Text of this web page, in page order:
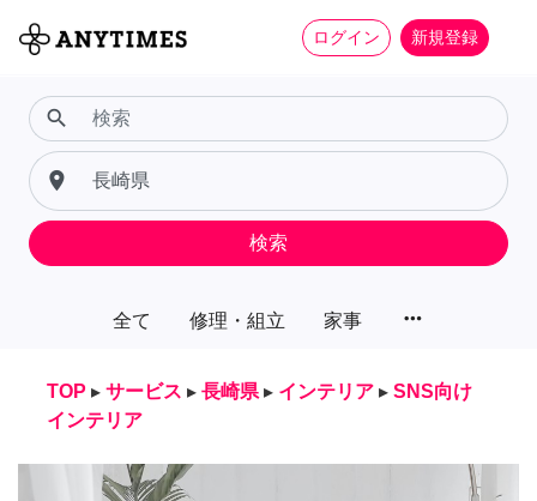
ログイン 新規登録
全て 修理・組立 家事 more_horiz
search
place
検索
TOP ▸ サービス ▸ 長崎県 ▸ インテリア ▸ SNS向け
インテリア